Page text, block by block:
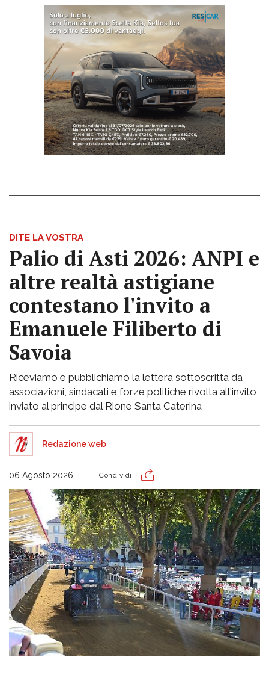
DITE LA VOSTRA
Palio di Asti 2026: ANPI e
altre realtà astigiane
contestano l'invito a
Emanuele Filiberto di
Savoia
Riceviamo e pubblichiamo la lettera sottoscritta da
associazioni, sindacati e forze politiche rivolta all'invito
inviato al principe dal Rione Santa Caterina
Redazione web
06 Agosto 2026 Condividi